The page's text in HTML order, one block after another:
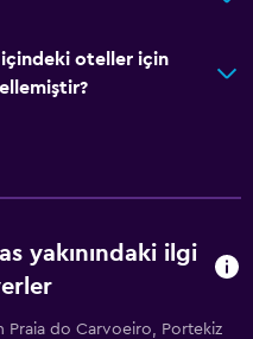
oteller için
yakınındaki ilgi
Praia do Carvoeiro, Portekiz